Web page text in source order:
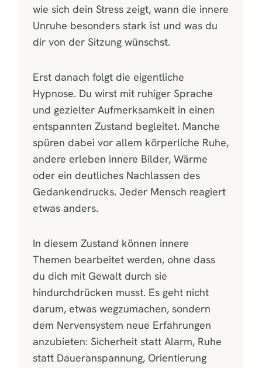
wie sich dein Stress zeigt, wann die innere
Unruhe besonders stark ist und was du
dir von der Sitzung wünschst.
Erst danach folgt die eigentliche
Hypnose. Du wirst mit ruhiger Sprache
und gezielter Aufmerksamkeit in einen
entspannten Zustand begleitet. Manche
spüren dabei vor allem körperliche Ruhe,
andere erleben innere Bilder, Wärme
oder ein deutliches Nachlassen des
Gedankendrucks. Jeder Mensch reagiert
etwas anders.
In diesem Zustand können innere
Themen bearbeitet werden, ohne dass
du dich mit Gewalt durch sie
hindurchdrücken musst. Es geht nicht
darum, etwas wegzumachen, sondern
dem Nervensystem neue Erfahrungen
anzubieten: Sicherheit statt Alarm, Ruhe
statt Daueranspannung, Orientierung